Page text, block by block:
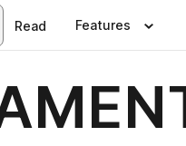
Read Features